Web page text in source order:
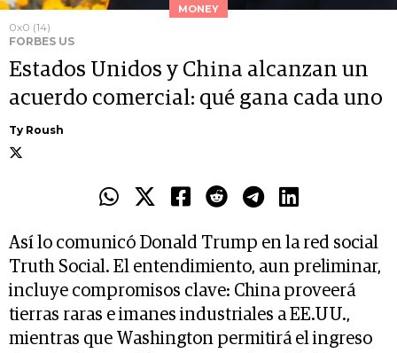
MONEY
0x0 (14)
FORBES US
Estados Unidos y China alcanzan un
acuerdo comercial: qué gana cada uno
Ty Roush
Así lo comunicó Donald Trump en la red social
Truth Social. El entendimiento, aun preliminar,
incluye compromisos clave: China proveerá
tierras raras e imanes industriales a EE.UU.,
mientras que Washington permitirá el ingreso